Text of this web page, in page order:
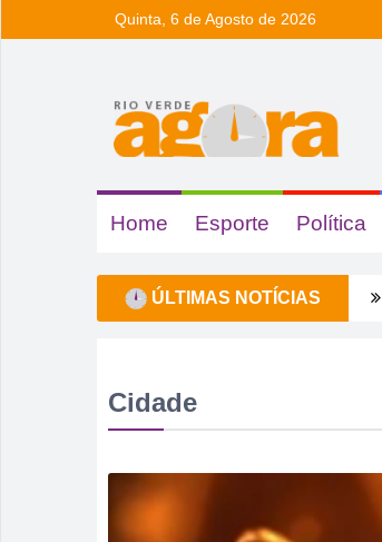
Quinta, 6 de Agosto de 2026
Home Esporte Política
ÚLTIMAS NOTÍCIAS
Cidade